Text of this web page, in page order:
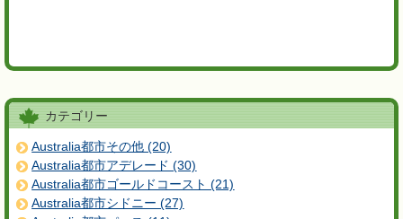
カテゴリー
Australia都市その他 (20)
Australia都市アデレード (30)
Australia都市ゴールドコースト (21)
Australia都市シドニー (27)